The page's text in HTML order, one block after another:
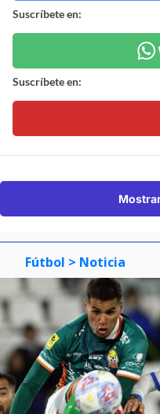
Suscríbete en:
Suscríbete en:
Fútbol > Noticia